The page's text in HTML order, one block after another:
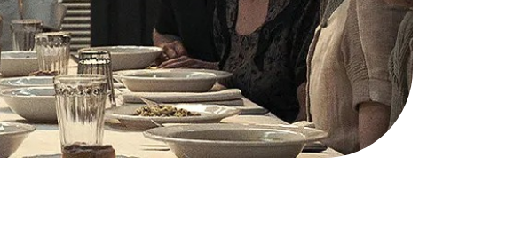
קולנוע ישראלי
לפי ימים